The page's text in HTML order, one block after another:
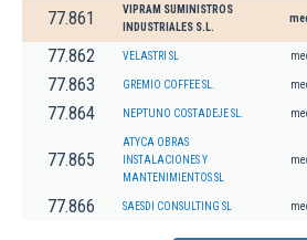
77.861
VIPRAM SUMINISTROS
INDUSTRIALES S.L.
77.862 VELASTRI SL
77.863 GREMIO COFFEE SL.
77.864 NEPTUNO COSTADEJE SL.
77.865
ATYCA OBRAS
INSTALACIONES Y
MANTENIMIENTOS SL
77.866 SAESDI CONSULTING SL